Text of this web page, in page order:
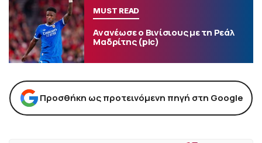
MUST READ
Ανανέωσε ο Βινίσιους με τη Ρεάλ
Μαδρίτης (pic)
Προσθήκη ως προτεινόμενη πηγή στη Google